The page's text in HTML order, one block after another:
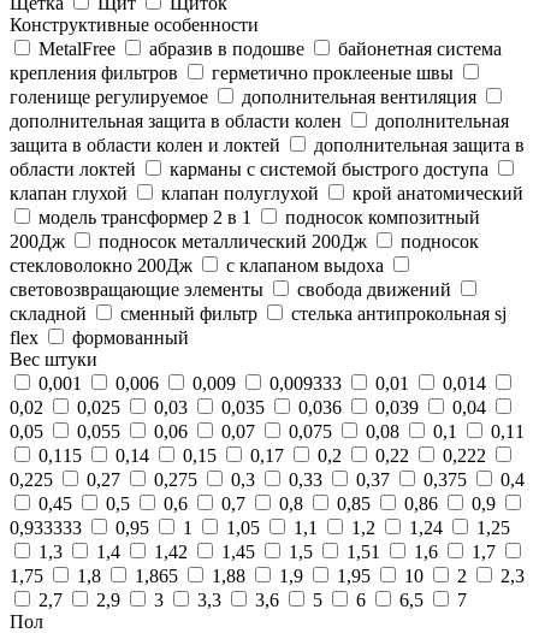
Конструктивные особенности
MetalFree
абразив в подошве
байонетная система
крепления фильтров
герметично проклееные швы
голенище регулируемое
дополнительная вентиляция
дополнительная защита в области колен
дополнительная
защита в области колен и локтей
дополнительная защита в
области локтей
карманы с системой быстрого доступа
клапан глухой
клапан полуглухой
крой анатомический
модель трансформер 2 в 1
подносок композитный
200Дж
подносок металлический 200Дж
подносок
стекловолокно 200Дж
с клапаном выдоха
световозвращающие элементы
свобода движений
складной
сменный фильтр
стелька антипрокольная sj
flex
формованный
Вес штуки
0,001
0,006 0,009 0,009333 0,01
0,014
0,02
0,025 0,03 0,035 0,036 0,039
0,04
0,05
0,055 0,06 0,07 0,075 0,08 0,1
0,11
0,115
0,14 0,15 0,17 0,2 0,22
0,222
0,225
0,27 0,275 0,3 0,33 0,37 0,375
0,4
0,45
0,5 0,6 0,7 0,8 0,85 0,86
0,9
0,933333
0,95 1 1,05 1,1 1,2 1,24
1,25
1,3
1,4 1,42 1,45 1,5 1,51 1,6
1,7
1,75
1,8 1,865 1,88 1,9 1,95 10 2
2,3
2,7
2,9 3 3,3 3,6 5 6 6,5
7
Пол